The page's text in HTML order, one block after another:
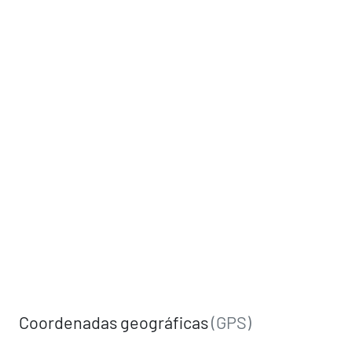
Coordenadas geográficas(GPS)